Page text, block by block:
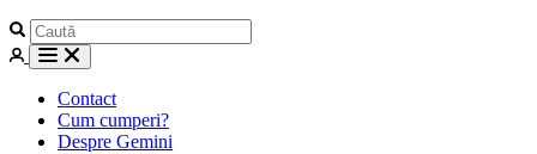
Contact
Cum cumperi?
Despre Gemini